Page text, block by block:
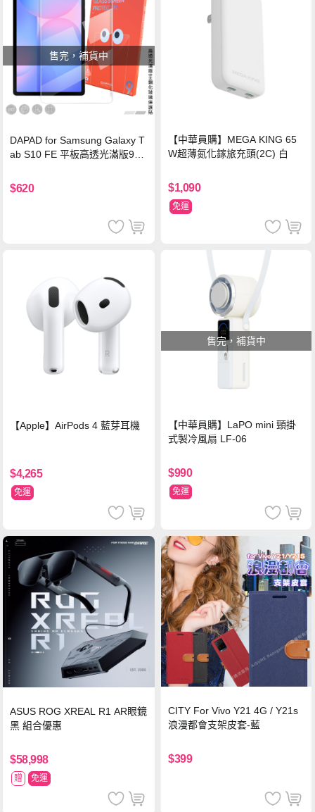
售完，補貨中
DAPAD for Samsung Galaxy T
ab S10 FE 平板高透光滿版9H
$620
【中華員購】MEGA KING 65
W超薄氮化鎵旅充頭(2C) 白
$1,090
免運
【Apple】AirPods 4 藍芽耳機
$4,265
免運
售完，補貨中
【中華員購】LaPO mini 頸掛
式製冷風扇 LF-06
$990
免運
ASUS ROG XREAL R1 AR眼鏡
黑 組合優惠
$58,998
贈 免運
CITY For Vivo Y21 4G / Y21s
浪漫都會支架皮套-藍
$399